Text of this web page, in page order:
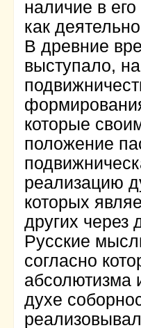
наличие в
как
В древние
выступало,
которые
положение
реализацию
которых
других через
Русские
согласно
абсолютизма
духе